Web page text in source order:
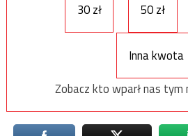
30 zł 50 zł
Inna kwota
Zobacz kto wparł nas tym